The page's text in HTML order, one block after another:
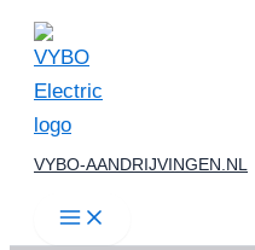
Ga
naar
inhoud
VYBO-AANDRIJVINGEN.NL